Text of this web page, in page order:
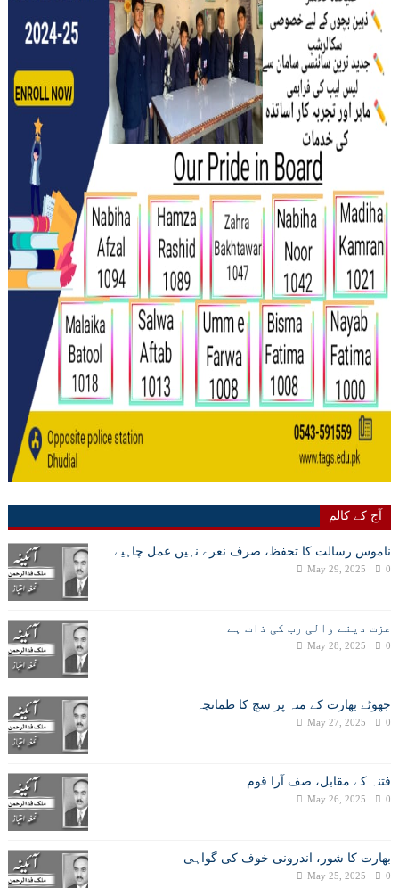
آج کے کالم
ناموس رسالت کا تحفظ، صرف نعرے نہیں عمل چاہیے
May 29, 2025 0
عزت دینے والی رب کی ذات ہے
May 28, 2025 0
جھوٹے بھارت کے منہ پر سچ کا طمانچہ
May 27, 2025 0
فتنہ کے مقابل، صف آرا قوم
May 26, 2025 0
بھارت کا شور، اندرونی خوف کی گواہی
May 25, 2025 0